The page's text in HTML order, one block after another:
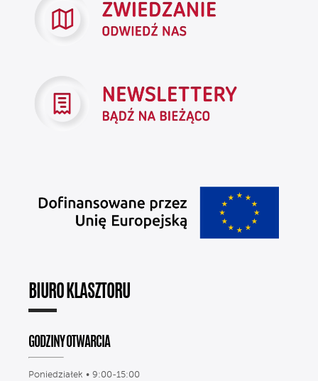
BIURO KLASZTORU
GODZINY OTWARCIA
Poniedziałek • 9:00-15:00